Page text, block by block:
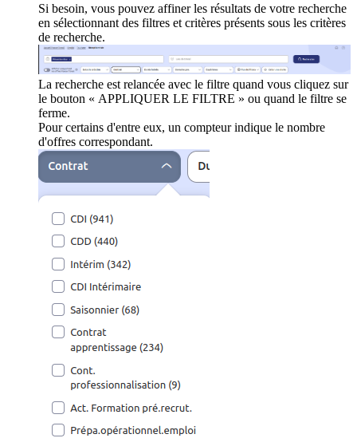
Si besoin, vous pouvez affiner les résultats de votre recherche
en sélectionnant des filtres et critères présents sous les critères
de recherche.
La recherche est relancée avec le filtre quand vous cliquez sur
le bouton « APPLIQUER LE FILTRE » ou quand le filtre se
ferme.
Pour certains d'entre eux, un compteur indique le nombre
d'offres correspondant.